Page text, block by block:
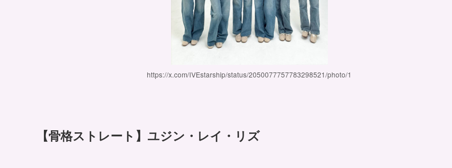
https://x.com/IVEstarship/status/2050077757783298521/photo/1
【骨格ストレート】ユジン・レイ・リズ